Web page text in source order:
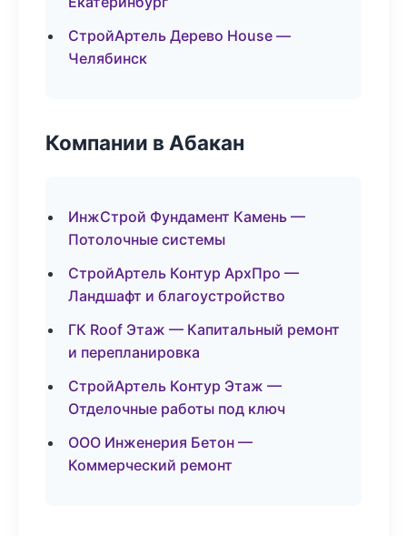
СтройАртель Дерево House —
Челябинск
Компании в Абакан
ИнжСтрой Фундамент Камень —
Потолочные системы
СтройАртель Контур АрхПро —
Ландшафт и благоустройство
ГК Roof Этаж — Капитальный ремонт
и перепланировка
СтройАртель Контур Этаж —
Отделочные работы под ключ
ООО Инженерия Бетон —
Коммерческий ремонт